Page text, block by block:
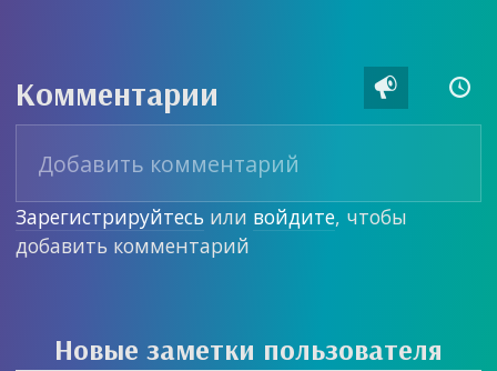
Комментарии  
Зарегистрируйтесь или войдите, чтобы
добавить комментарий
Новые заметки пользователя